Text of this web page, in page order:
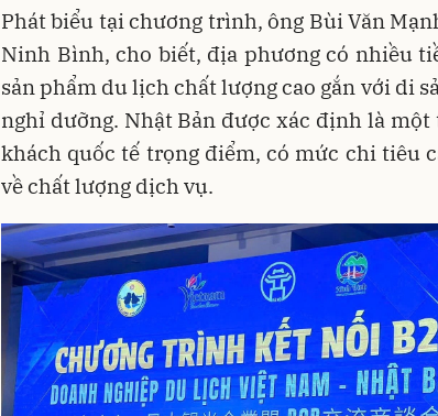
Phát biểu tại chương trình, ông Bùi Văn
Ninh Bình, cho biết, địa phương có nhiều
sản phẩm du lịch chất lượng cao gắn với di
nghỉ dưỡng. Nhật Bản được xác định là
khách quốc tế trọng điểm, có mức chi tiêu
về chất lượng dịch vụ.